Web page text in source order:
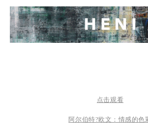
点击观看
阿尔伯特?欧文：情感的色